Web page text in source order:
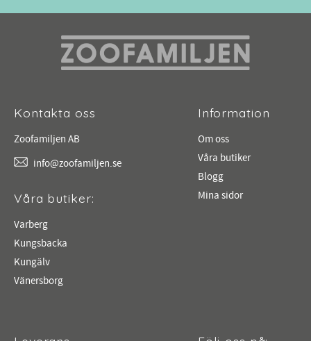
Kontakta oss
Zoofamiljen AB
info@zoofamiljen.se
Våra butiker:
Varberg
Kungsbacka
Kungälv
Vänersborg
Information
Om oss
Våra butiker
Blogg
Mina sidor